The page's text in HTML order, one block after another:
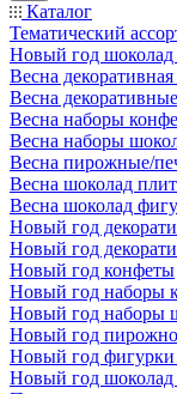
Каталог
Тематический
Новый год
Весна
Весна
Весна наборы
Весна наборы
Весна пирожные/
Весна шоколад
Весна шоколад
Новый год
Новый год
Новый год конфеты
Новый год наборы
Новый год наборы
Новый год
Новый год фигурки
Новый год